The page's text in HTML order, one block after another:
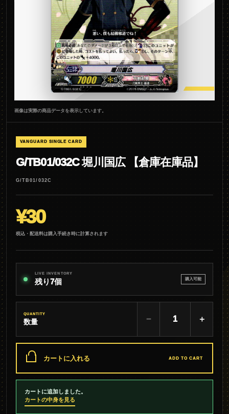
画像は実際の商品データを表示しています。
VANGUARD SINGLE CARD
G/TB01/032C 堀川国広 【倉庫在庫品】
G/TB01/032C
¥30
税込・配送料は購入手続き時に計算されます
LIVE INVENTORY
残り7個 購入可能
QUANTITY
数量 − ＋
カートに入れる ADD TO CART
カートに追加しました。
カートの中身を見る